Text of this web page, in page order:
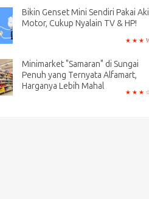
Bikin Genset Mini Sendiri Pakai Aki
Motor, Cukup Nyalain TV & HP!
Minimarket "Samaran" di Sungai
Penuh yang Ternyata Alfamart,
Harganya Lebih Mahal